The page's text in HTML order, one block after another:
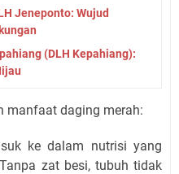
Jeneponto: Wujud
(DLH Kepahiang):
manfaat daging merah:
ke dalam nutrisi yang
zat besi, tubuh tidak